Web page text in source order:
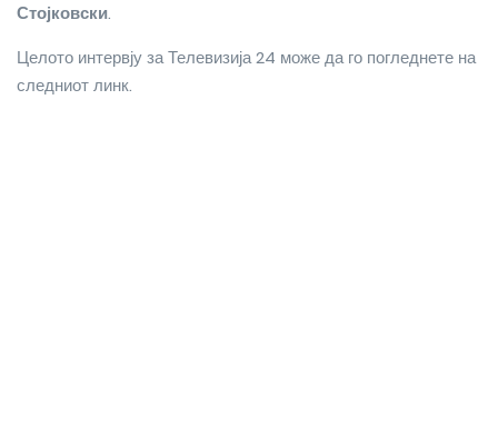
Стојковски.
Целото интервју за Телевизија 24 може да го погледнете на
следниот линк.